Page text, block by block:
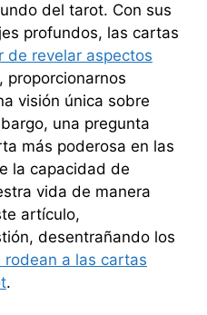
del tarot. Con sus
profundos, las cartas
de revelar aspectos
proporcionarnos
visión única sobre
una pregunta
más poderosa en las
la capacidad de
vida de manera
artículo,
desentrañando los
rodean a las cartas
.